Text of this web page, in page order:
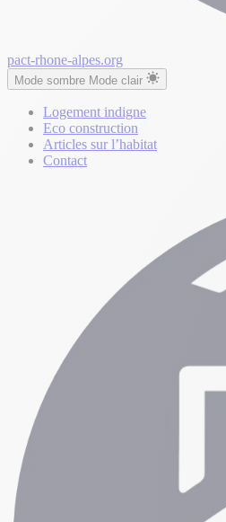
pact-rhone-alpes.org
Mode sombre Mode clair
Logement indigne
Eco construction
Articles sur l’habitat
Contact